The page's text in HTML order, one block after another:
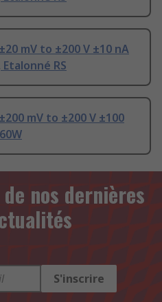
mV to ±200 V ±10 nA
RS
mV to ±200 V ±100
nos dernières
S'inscrire